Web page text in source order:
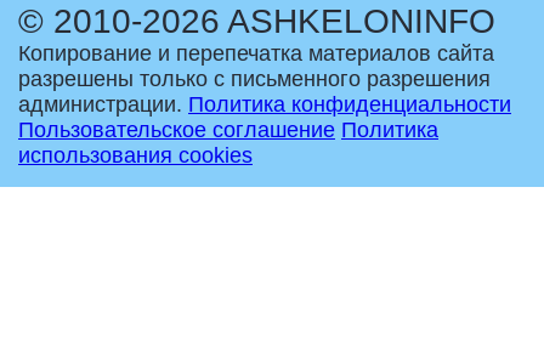
© 2010-2026 ASHKELONINFO
Копирование и перепечатка материалов сайта
разрешены только с письменного разрешения
администрации. Политика конфиденциальности
Пользовательское соглашение Политика
использования cookies